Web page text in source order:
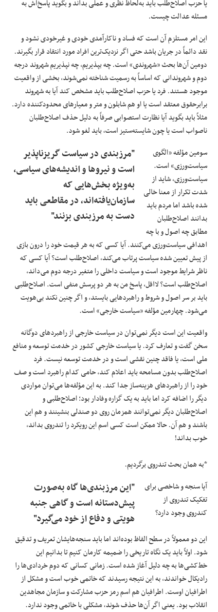
یا حزب اصلاح‌طلب باید به‌لحاظ نظری و عملی بداند و بگوید پاسخ‌اش به
مسئله عدالت چیست.
این امر مستلزم آن است که فساد و ناکارآمدی خودی و غیرخودی نشود و
نقد دائماً در جریان باشد حتی اگر نزدیک‌ترین افراد مورد انتقاد قرار بگیرند.
دومین آن‌ها بحث «شهروندی» است. چه بپذیریم، چه نپذیریم شهروند درجه
دوم و شهروندانی که اساساً به رسمیت شناخته نمی‌شوند، بخشی از واقعیت
موجود هستند. فرد یا حزب اصلاح‌طلب باید مشخص کند آیا به شهروند
برابرحقوق معتقد است یا او هم شابلون و متر و معیارهای محدودکننده دارد.
مثلاً باید بگوید آیا نظارت استصوابی صرفاً به دلیل حذف اصلاح‌طلبان
ناصواب است یا چون شایسته‌ستیز است، باید لغو شود.
"مرزبندی در سیاست گریزناپذیر
است و نیروها و اندیشه‌های سیاسی،
به‌ویژه بخش‌هایی که
سازمان‌یافته‌اند، در مقاطعی باید
دست به مرزبندی بزنند"
سومین مؤلفه «الگوی
سیاست‌ورزی»‌ است.
سیاست‌ورزی، شاید از
شدت تکرار از معنا خالی
شده باشد اما مردم باید
بدانند اصلاح‌طلبان
مطابق چه اصول و با چه
اهدافی سیاست‌ورزی می‌کنند. آیا کسی که به هر قیمت خود را درون بازی
از پیش تعیین‌ شده سیاست پرتاب می‌کند،‌ اصلاح‌طلب است؟ آیا کسی که
ناظر شرایط موجود است و سیاست داخلی را متغیر درجه دوم می‌داند،
اصلاح‌طلب است؟ لااقل، پاسخ من به هر دو پرسش منفی است. اصلاح‌طلبی
باید بر سر اصول و شروط و راهبردهایی بایستد، و اگر چنین نکند بی‌هویت
می‌شود. چهارمین مؤلفه «سیاست خارجی» است.
واقعیت این است دیگر نمی‌توان در سیاست‌ خارجی از راهبردهای دوگانه
سخن گفت و تعارف کرد. یا سیاست خارجی کشور در خدمت توسعه و منافع
ملی است، یا فاقد چنین نقشی است و در خدمت توسعه نیست. فرد
اصلاح‌طلب بدون مسامحه باید اعلام کند، حامی کدام راهبرد است و صف
خود را از راهبردهای هزینه‌ساز جدا کند. به این مؤلفه‌ها می‌توان مواردی
دیگر را اضافه کرد اما باید به یک گزاره وفادار بود؛ اصلاح‌طلبی و
اصلاح‌طلبان دیگر نمی‌توانند همزمان روی دو صندلی بنشینند و هم این
باشند و هم آن. حالا ممکن است کسی اسم این رویکرد را تندروی بداند،
خوب بداند!
*به همان بحث تندروی برگردیم.
"این مرزبندی‌ها گاه به‌صورت
پیش‌دستانه است و گاهی جنبه
هویتی و دفاع از خود می‌گیرد"
آیا سنجه و شاخصی برای
تفکیک تندروی از
کندروی وجود دارد؟
این دو معمولاً در سطح الفاظ بوده‌اند اما باید سنجه‌هایشان تعریف و تدقیق
شود. اولاً باید یک نگاه تاریخی را ضمیمه کارمان کنیم تا بدانیم این
خط‌کشی‌ها به چه دلیل آغاز شده است. زمانی کسانی که دوم خردادی‌ها را
رادیکال خواندند، به این نتیجه رسیدند که خاتمی خوب است و مشکل از
اطرافیان‌ اوست. اطرافیان هم اسم رمز حزب مشارکت و سازمان مجاهدین
انقلاب بود. یعنی اگر آن‌ها حذف شوند، مشکلی با خاتمی وجود ندارد.